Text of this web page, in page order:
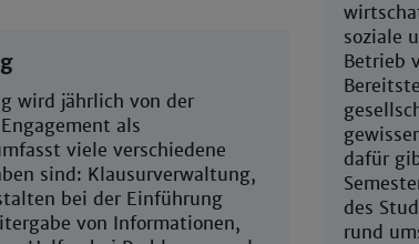
wird jährlich von der
als
viele verschiedene
sind: Klausurverwaltung,
bei der Einführung
von Informationen,
soziale
Betrieb
dafür
des
rund